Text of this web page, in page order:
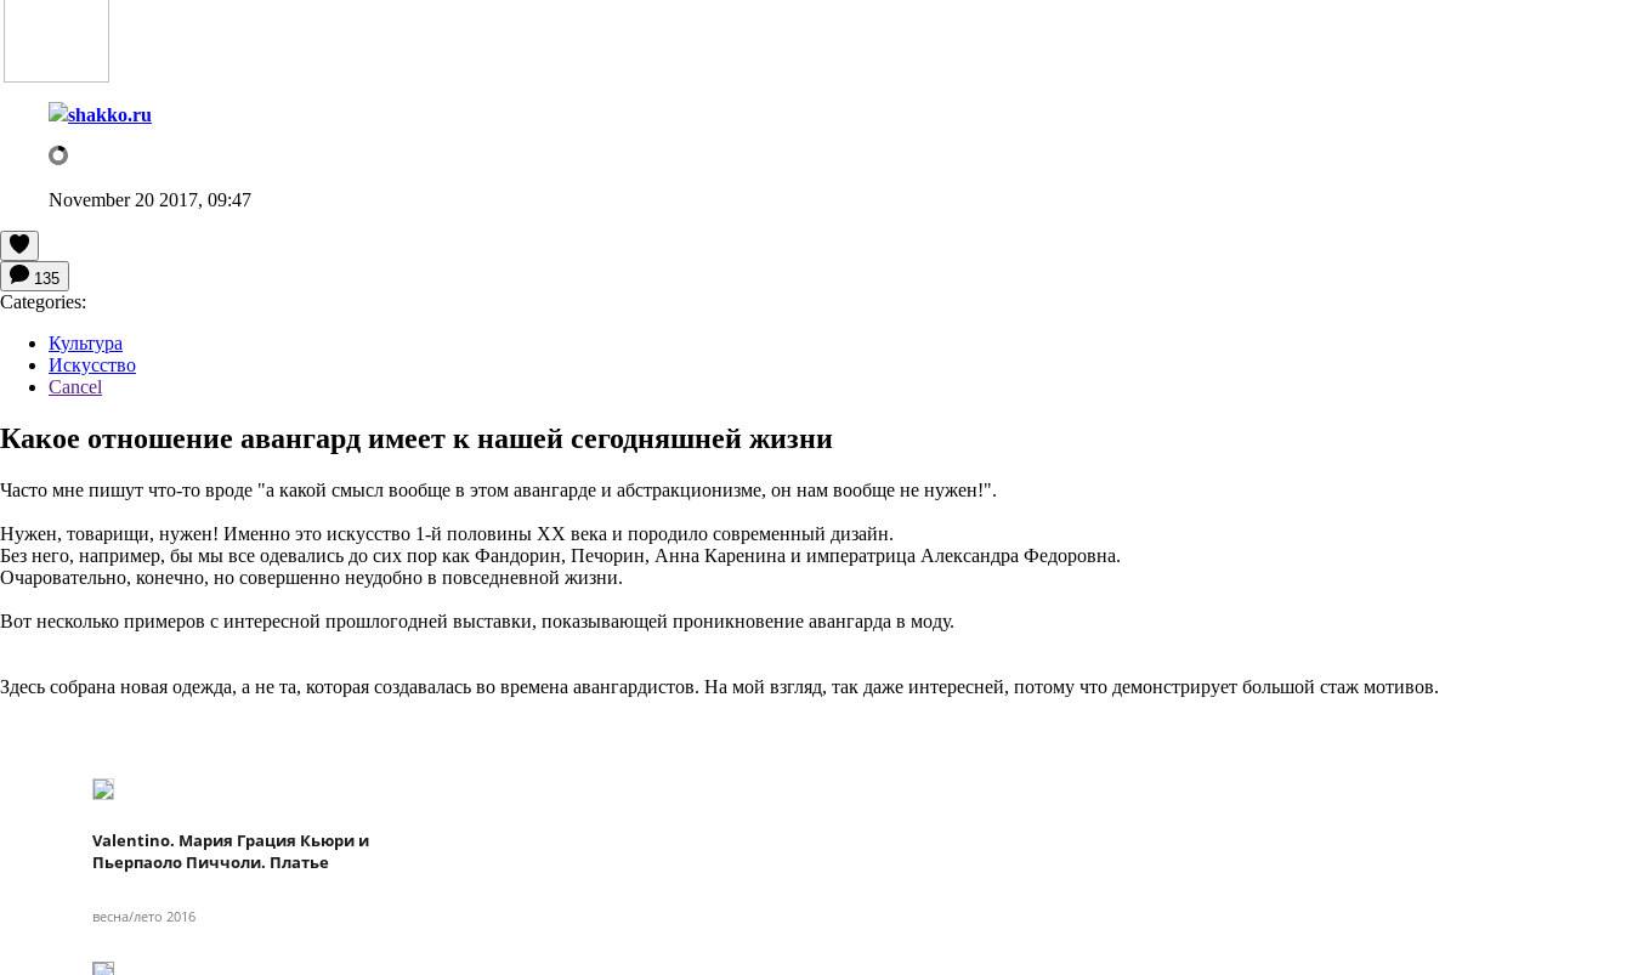
shakko.ru
November 20 2017, 09:47
135
Categories:
Культура
Искусство
Cancel
Какое отношение авангард имеет к нашей сегодняшней жизни
Часто мне пишут что-то вроде "а какой смысл вообще в этом авангарде и абстракционизме, он нам вообще не нужен!".
Нужен, товарищи, нужен! Именно это искусство 1-й половины ХХ века и породило современный дизайн.
Без него, например, бы мы все одевались до сих пор как Фандорин, Печорин, Анна Каренина и императрица Александра Федоровна.
Очаровательно, конечно, но совершенно неудобно в повседневной жизни.
Вот несколько примеров с интересной прошлогодней выставки, показывающей проникновение авангарда в моду.
Здесь собрана новая одежда, а не та, которая создавалась во времена авангардистов. На мой взгляд, так даже интересней, потому что демонстрирует большой стаж мотивов.
Valentino. Мария Грация Кьюри и
Пьерпаоло Пиччоли. Платье
весна/лето 2016